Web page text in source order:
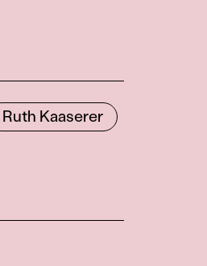
Ruth Kaaserer